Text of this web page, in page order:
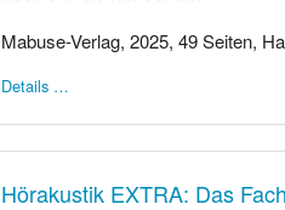
Mabuse-Verlag, 2025, 49 Seiten,
Details …
Hörakustik EXTRA: Das